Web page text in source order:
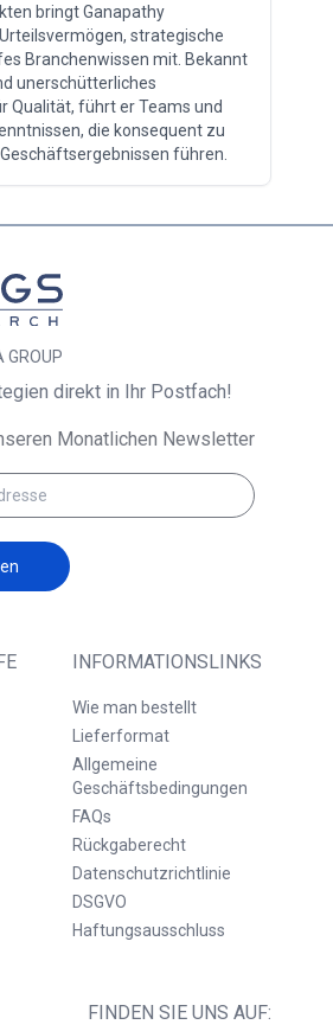
bringt Ganapathy
strategische
Branchenwissen mit. Bekannt
unerschütterliches
Qualität, führt er Teams und
die konsequent zu
führen.
GROUP
INFORMATIONSLINKS
Wie man bestellt
Lieferformat
Allgemeine
Geschäftsbedingungen
FAQs
Rückgaberecht
Datenschutzrichtlinie
DSGVO
Haftungsausschluss
FINDEN SIE UNS AUF:
direkt in Ihr Postfach!
Monatlichen Newsletter